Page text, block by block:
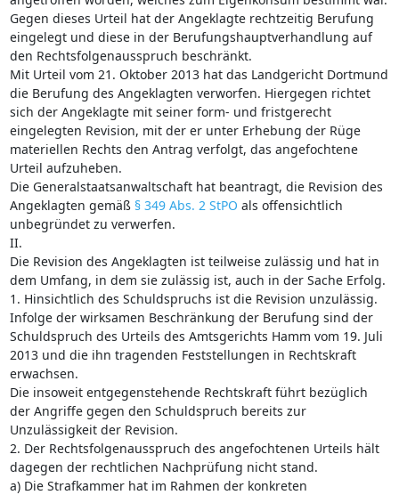
Gegen dieses Urteil hat der Angeklagte rechtzeitig Berufung
eingelegt und diese in der Berufungshauptverhandlung auf
den Rechtsfolgenausspruch beschränkt.
Mit Urteil vom 21. Oktober 2013 hat das Landgericht Dortmund
die Berufung des Angeklagten verworfen. Hiergegen richtet
sich der Angeklagte mit seiner form- und fristgerecht
eingelegten Revision, mit der er unter Erhebung der Rüge
materiellen Rechts den Antrag verfolgt, das angefochtene
Urteil aufzuheben.
Die Generalstaatsanwaltschaft hat beantragt, die Revision des
Angeklagten gemäß § 349 Abs. 2 StPO als offensichtlich
unbegründet zu verwerfen.
II.
Die Revision des Angeklagten ist teilweise zulässig und hat in
dem Umfang, in dem sie zulässig ist, auch in der Sache Erfolg.
1. Hinsichtlich des Schuldspruchs ist die Revision unzulässig.
Infolge der wirksamen Beschränkung der Berufung sind der
Schuldspruch des Urteils des Amtsgerichts Hamm vom 19. Juli
2013 und die ihn tragenden Feststellungen in Rechtskraft
erwachsen.
Die insoweit entgegenstehende Rechtskraft führt bezüglich
der Angriffe gegen den Schuldspruch bereits zur
Unzulässigkeit der Revision.
2. Der Rechtsfolgenausspruch des angefochtenen Urteils hält
dagegen der rechtlichen Nachprüfung nicht stand.
a) Die Strafkammer hat im Rahmen der konkreten